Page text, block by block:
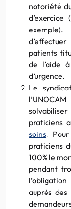
notoriété
patients
de l’aide
d’urgence.
Le
praticiens
soins.
praticiens
100% le
pendant
auprès